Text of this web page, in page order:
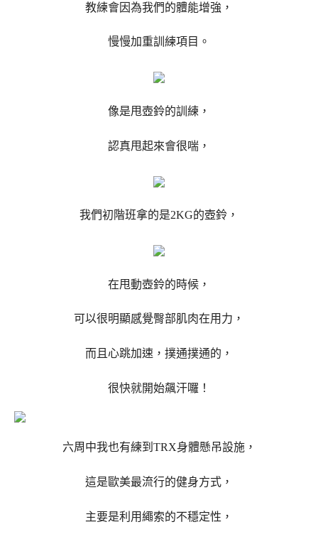
教練會因為我們的體能增強，
慢慢加重訓練項目。
像是甩壺鈴的訓練，
認真甩起來會很喘，
我們初階班拿的是2KG的壺鈴，
在甩動壺鈴的時候，
可以很明顯感覺臀部肌肉在用力，
而且心跳加速，撲通撲通的，
很快就開始飆汗囉！
六周中我也有練到TRX身體懸吊設施，
這是歐美最流行的健身方式，
主要是利用繩索的不穩定性，